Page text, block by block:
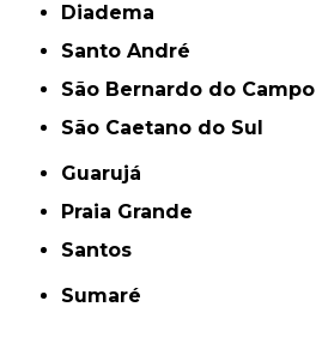
Diadema
Santo André
São Bernardo do Campo
São Caetano do Sul
Guarujá
Praia Grande
Santos
Sumaré